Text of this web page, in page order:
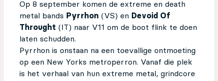
Op 8 september komen de extreme en death
metal bands Pyrrhon (VS) en Devoid Of
Throught (IT) naar V11 om de boot flink te doen
laten schudden.
Pyrrhon is onstaan na een toevallige ontmoeting
op een New Yorks metroperron. Vanaf die plek
is het verhaal van hun extreme metal, grindcore